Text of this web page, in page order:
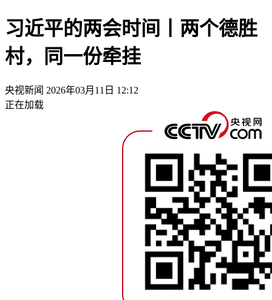
习近平的两会时间丨两个德胜
村，同一份牵挂
央视新闻 2026年03月11日 12:12
正在加载